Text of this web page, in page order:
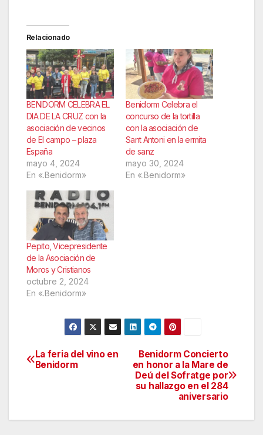
Relacionado
BENIDORM CELEBRA EL
DIA DE LA CRUZ con la
asociación de vecinos
de El campo – plaza
España
mayo 4, 2024
En «.Benidorm»
Benidorm Celebra el
concurso de la tortilla
con la asociación de
Sant Antoni en la ermita
de sanz
mayo 30, 2024
En «.Benidorm»
Pepito, Vicepresidente
de la Asociación de
Moros y Cristianos
octubre 2, 2024
En «.Benidorm»
Navegación
Benidorm Concierto
en honor a la Mare de
Deú del Sofratge por
su hallazgo en el 284
aniversario
La feria del vino en
Benidorm